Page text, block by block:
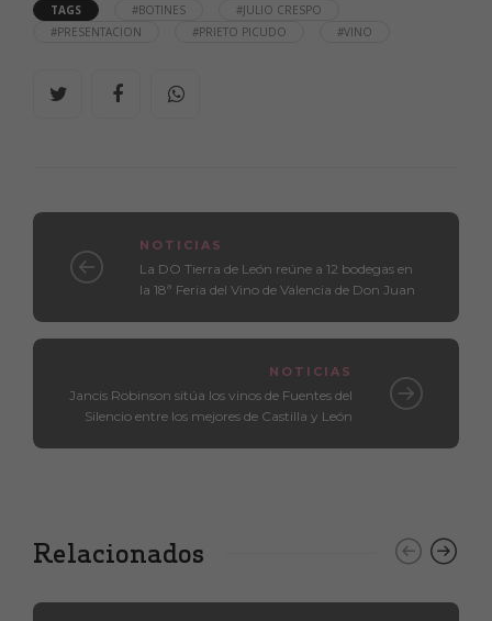
TAGS #BOTINES
#JULIO CRESPO
#PRESENTACION
#PRIETO PICUDO #VINO
NOTICIAS
La DO Tierra de León reúne a 12 bodegas en
la 18ª Feria del Vino de Valencia de Don Juan
NOTICIAS
Jancis Robinson sitúa los vinos de Fuentes del
Silencio entre los mejores de Castilla y León
Relacionados